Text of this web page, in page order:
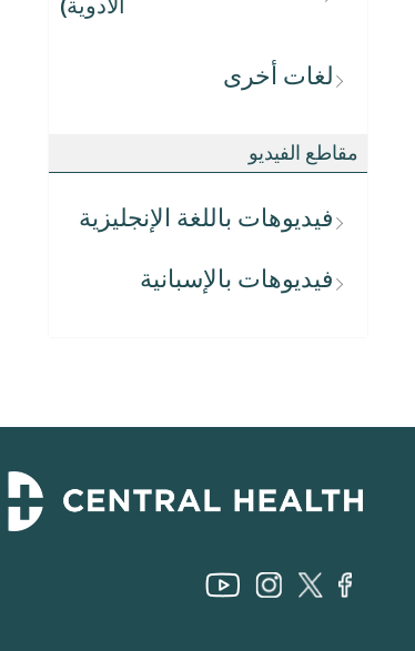
لغات أخرى
مقاطع الفيديو
فيديوهات باللغة الإنجليزية
فيديوهات بالإسبانية